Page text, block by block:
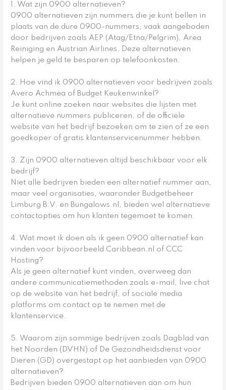
1. Wat zijn 0900 alternatieven?
0900 alternatieven zijn nummers die je kunt bellen in
plaats van de dure 0900-nummers, vaak aangeboden
door bedrijven zoals AEP (Atag/Etna/Pelgrim), Area
Reiniging en Austrian Airlines. Deze alternatieven
helpen je geld te besparen op telefoonkosten.
2. Hoe vind ik 0900 alternatieven voor bedrijven zoals
Avero Achmea of Budget Keukenwinkel?
Je kunt online zoeken naar websites die lijsten met
alternatieve nummers publiceren, of de officiële
website van het bedrijf bezoeken om te zien of ze een
goedkoper of gratis klantenservicenummer hebben.
3. Zijn 0900 alternatieven altijd beschikbaar voor elk
bedrijf?
Niet alle bedrijven bieden een alternatief nummer aan,
maar veel organisaties, waaronder Budgetbeheer
Limburg B.V. en Bungalows.nl, bieden wel alternatieve
contactopties om hun klanten tegemoet te komen.
4. Wat moet ik doen als ik geen 0900 alternatief kan
vinden voor bijvoorbeeld Caribbean.nl of CCC
Hosting?
Als je geen alternatief kunt vinden, overweeg dan
andere communicatiemethoden zoals e-mail, live chat
op de website van het bedrijf, of sociale media
platforms om contact op te nemen met de
klantenservice.
5. Waarom zijn sommige bedrijven zoals Dagblad van
het Noorden (DVHN) of De Gezondheidsdienst voor
Dieren (GD) overgestapt op het aanbieden van 0900
alternatieven?
Bedrijven bieden 0900 alternatieven aan om hun